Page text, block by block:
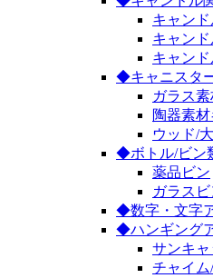
キャン
キャン
キャン
◆キャニスタ
ガラス
陶器素
ウッド/
◆ボトル/ビン
薬品ビン
ガラスビ
◆数字・文字
◆ハンギング
サンキ
チャイ